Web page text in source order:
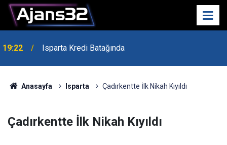
19:22 Isparta Kredi Batağında
Anasayfa Isparta Çadırkentte İlk Nikah Kıyıldı
Çadırkentte İlk Nikah Kıyıldı